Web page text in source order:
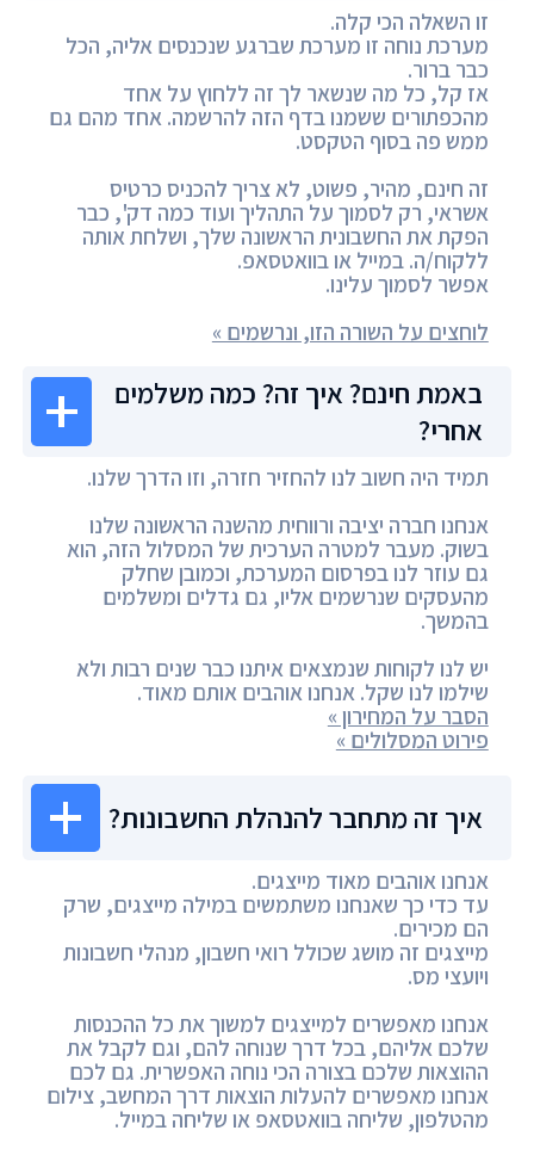
זו השאלה הכי קלה.
מערכת נוחה זו מערכת שברגע שנכנסים אליה, הכל
כבר ברור.
אז קל, כל מה שנשאר לך זה ללחוץ על אחד
מהכפתורים ששמנו בדף הזה להרשמה. אחד מהם גם
ממש פה בסוף הטקסט.
זה חינם, מהיר, פשוט, לא צריך להכניס כרטיס
אשראי, רק לסמוך על התהליך ועוד כמה דק', כבר
הפקת את החשבונית הראשונה שלך, ושלחת אותה
ללקוח/ה. במייל או בוואטסאפ.
אפשר לסמוך עלינו.
לוחצים על השורה הזו, ונרשמים »
באמת חינם? איך זה? כמה משלמים
אחרי?
תמיד היה חשוב לנו להחזיר חזרה, וזו הדרך שלנו.
אנחנו חברה יציבה ורווחית מהשנה הראשונה שלנו
בשוק. מעבר למטרה הערכית של המסלול הזה, הוא
גם עוזר לנו בפרסום המערכת, וכמובן שחלק
מהעסקים שנרשמים אליו, גם גדלים ומשלמים
בהמשך.
יש לנו לקוחות שנמצאים איתנו כבר שנים רבות ולא
שילמו לנו שקל. אנחנו אוהבים אותם מאוד.
הסבר על המחירון »
פירוט המסלולים »
איך זה מתחבר להנהלת החשבונות?
אנחנו אוהבים מאוד מייצגים.
עד כדי כך שאנחנו משתמשים במילה מייצגים, שרק
הם מכירים.
מייצגים זה מושג שכולל רואי חשבון, מנהלי חשבונות
ויועצי מס.
אנחנו מאפשרים למייצגים למשוך את כל ההכנסות
שלכם אליהם, בכל דרך שנוחה להם, וגם לקבל את
ההוצאות שלכם בצורה הכי נוחה האפשרית. גם לכם
אנחנו מאפשרים להעלות הוצאות דרך המחשב, צילום
מהטלפון, שליחה בוואטסאפ או שליחה במייל.